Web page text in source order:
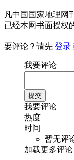
凡中国国家地理网
已经本网书面授权
要评论？请先 登录
我要评论
我要评论
热度
时间
暂无评
加载更多评论